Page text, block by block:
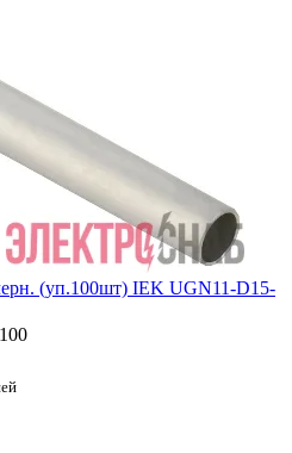
(уп.100шт) IEK UGN11-D15-